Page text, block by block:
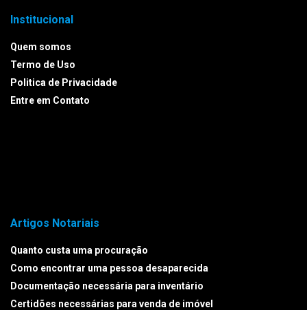
Institucional
Quem somos
Termo de Uso
Politica de Privacidade
Entre em Contato
Artigos Notariais
Quanto custa uma procuração
Como encontrar uma pessoa desaparecida
Documentação necessária para inventário
Certidões necessárias para venda de imóvel